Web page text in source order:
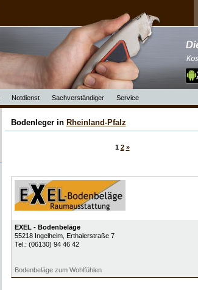
Notdienst Sachverständiger Service
Bodenleger in Rheinland-Pfalz
1 2 »
EXEL - Bodenbeläge
55218 Ingelheim, Erthalerstraße 7
Tel.: (06130) 94 46 42
Bodenbeläge zum Wohlfühlen